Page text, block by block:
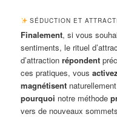
SÉDUCTION ET
Finalement, si vous
sentiments, le rituel
d’attractionrépondent
ces pratiques, vousactivez
magnétisent
pourquoi notre méthode
vers de nouveaux sommets